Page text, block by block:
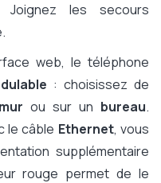
Joignez les secours
web, le téléphone
: choisissez de
mur ou sur un bureau.
le câble Ethernet, vous
supplémentaire
rouge permet de le